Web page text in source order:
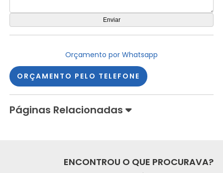
Orçamento por Whatsapp
ORÇAMENTO PELO TELEFONE
Páginas Relacionadas
ENCONTROU O QUE PROCURAVA?